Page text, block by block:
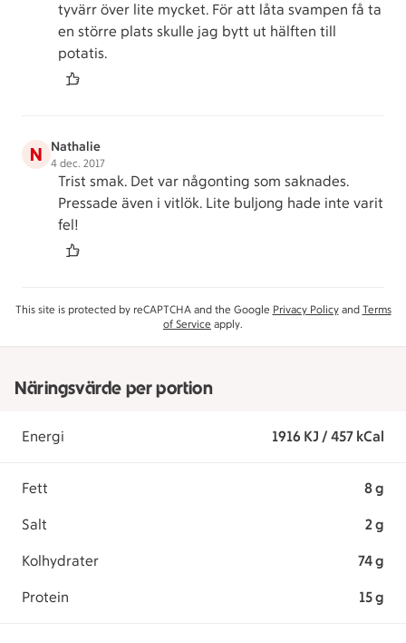
tyvärr över lite mycket. För att låta svampen få ta
en större plats skulle jag bytt ut hälften till
potatis.
N Nathalie
4 dec. 2017
Trist smak. Det var någonting som saknades.
Pressade även i vitlök. Lite buljong hade inte varit
fel!
This site is protected by reCAPTCHA and the Google Privacy Policyand Terms
of Service apply.
Näringsvärde per portion
Energi 1916 KJ / 457 kCal
Fett 8 g
Salt 2 g
Kolhydrater 74 g
Protein 15 g